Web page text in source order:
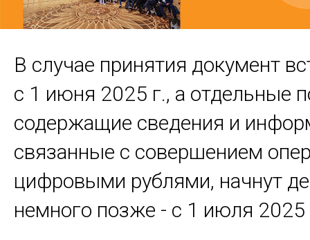
В случае принятия документ
с 1 июня 2025 г., а отдельные
содержащие сведения и
связанные с совершением
цифровыми рублями, начнут
немного позже - с 1 июля 2025